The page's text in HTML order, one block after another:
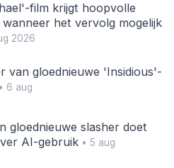
film krijgt hoopvolle
het vervolg mogelijk
2026
van gloednieuwe 'Insidious'-
• 6 aug
gloednieuwe slasher doet
AI-gebruik• 5 aug